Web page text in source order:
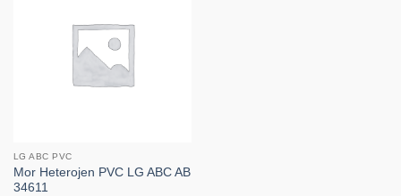
LG ABC PVC
Mor Heterojen PVC LG ABC AB
34611